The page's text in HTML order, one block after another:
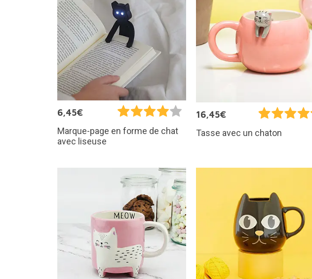
6,45€
Marque-page en forme de chat
avec liseuse
16,45€
Tasse avec un chaton